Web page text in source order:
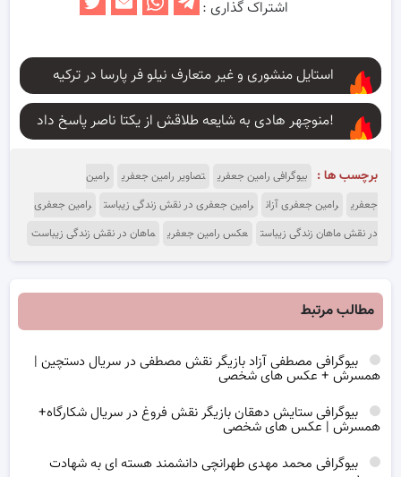
اشتراک گذاری :
استایل منشوری و غیر متعارف نیلو فر پارسا در ترکیه
منوچهر هادی به شایعه طلاقش از یکتا ناصر پاسخ داد!
برچسب ها : بیوگرافی رامین جعفری تصاویر رامین جعفری
رامین
جعفری
رامین جعفری آزان رامین جعفری در نقش زندگی زیباست
رامین جعفری
در نقش ماهان زندگی زیباست
عکس رامین جعفری ماهان در نقش زندگی زیباست
مطالب مرتبط
بیوگرافی مصطفی آزاد بازیگر نقش مصطفی در سریال دستچین |
همسرش + عکس های شخصی
بیوگرافی ستایش دهقان بازیگر نقش فروغ در سریال شکارگاه+
همسرش | عکس های شخصی
بیوگرافی محمد مهدی طهرانچی دانشمند هسته ای به شهادت